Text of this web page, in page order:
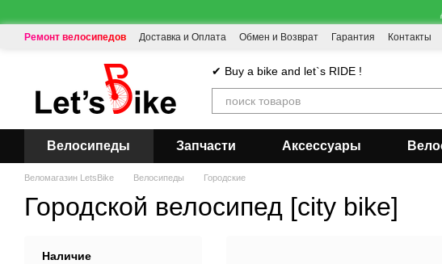
Ремонт велосипедов Доставка и Оплата Обмен и Возврат Гарантия Контакты
✔ Buy a bike and let`s RIDE !
Велосипеды Запчасти Аксессуары
Веломагазин LetsBike Велосипеды Городские
Городской велосипед [city bike]
Наличие